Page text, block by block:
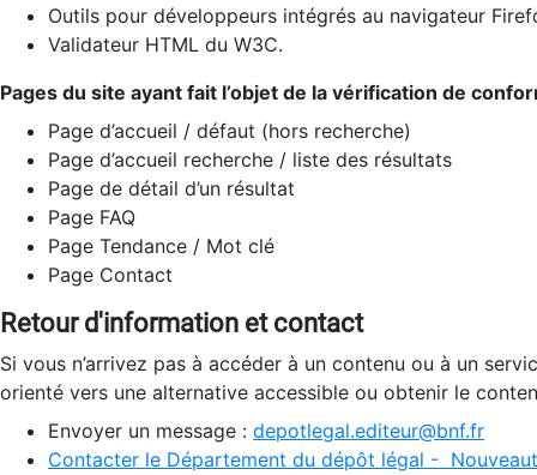
Outils pour développeurs intégrés au navigateur
Validateur HTML du W3C.
Pages du site ayant fait l’objet de la vérification de
Page d’accueil / défaut (hors recherche)
Page d’accueil recherche / liste des résultats
Page de détail d’un résultat
Page FAQ
Page Tendance / Mot clé
Page Contact
Retour d'information et contact
Si vous n’arrivez pas à accéder à un contenu ou à un
orienté vers une alternative accessible ou obtenir le
Envoyer un message : depotlegal.editeur@bnf.fr
Contacter le Département du dépôt légal -